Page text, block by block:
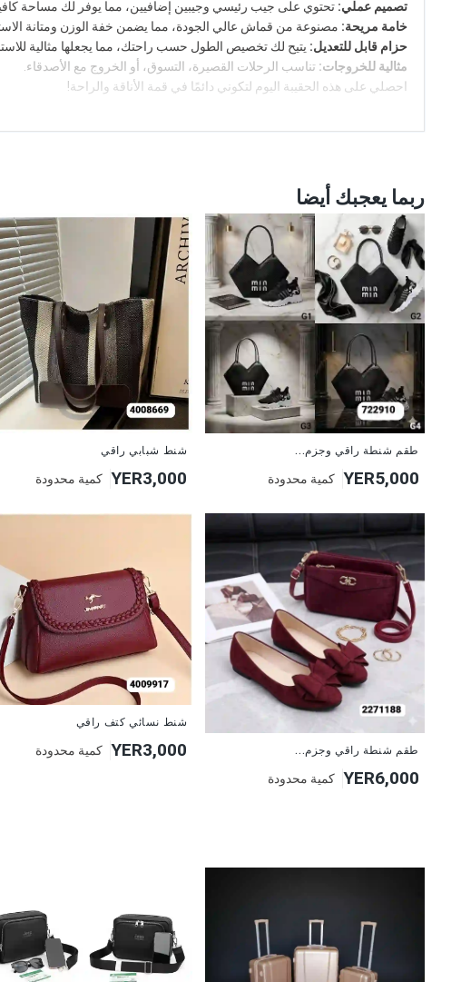
تصميم عملي: تحتوي على جيب رئيسي وجيبين إضافيين، مما يوفر لك مساحة
خامة مريحة: مصنوعة من قماش عالي الجودة، مما يضمن خفة الوزن ومتانة
حزام قابل للتعديل: يتيح لك تخصيص الطول حسب راحتك، مما يجعلها مثالية
مثالية للخروجات: تناسب الرحلات القصيرة، التسوق، أو الخروج مع الأصدقاء.
احصلي على هذه الحقيبة اليوم لتكوني دائمًا في قمة الأناقة والراحة!
ربما يعجبك أيضا
طقم شنطة راقي وجزم...
YER5,000 كمية محدودة
شنط شبابي راقي
YER3,000 كمية محدودة
طقم شنطة راقي وجزم...
YER6,000 كمية محدودة
شنط نسائي كتف راقي
YER3,000 كمية محدودة